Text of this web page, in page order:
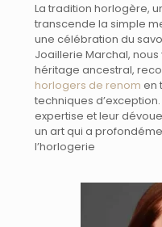
La tradition horlogère,
transcende la simple
une célébration du
Joaillerie Marchal,
héritage ancestral,
horlogers de renom en
techniques
expertise et leur
un art qui a
l’horlogerie